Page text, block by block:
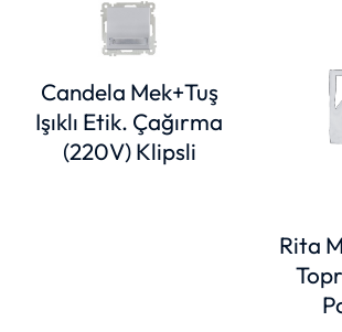
Candela Mek+Tuş
Işıklı Etik. Çağırma
(220V) Klipsli
Rita